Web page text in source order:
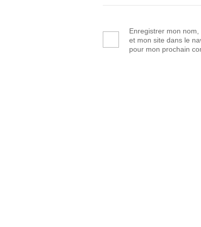
Enregistrer mon
et mon site dans le
pour mon prochain